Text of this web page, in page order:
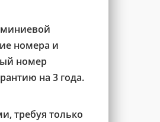
номера и
номер
на 3 года.
требуя только